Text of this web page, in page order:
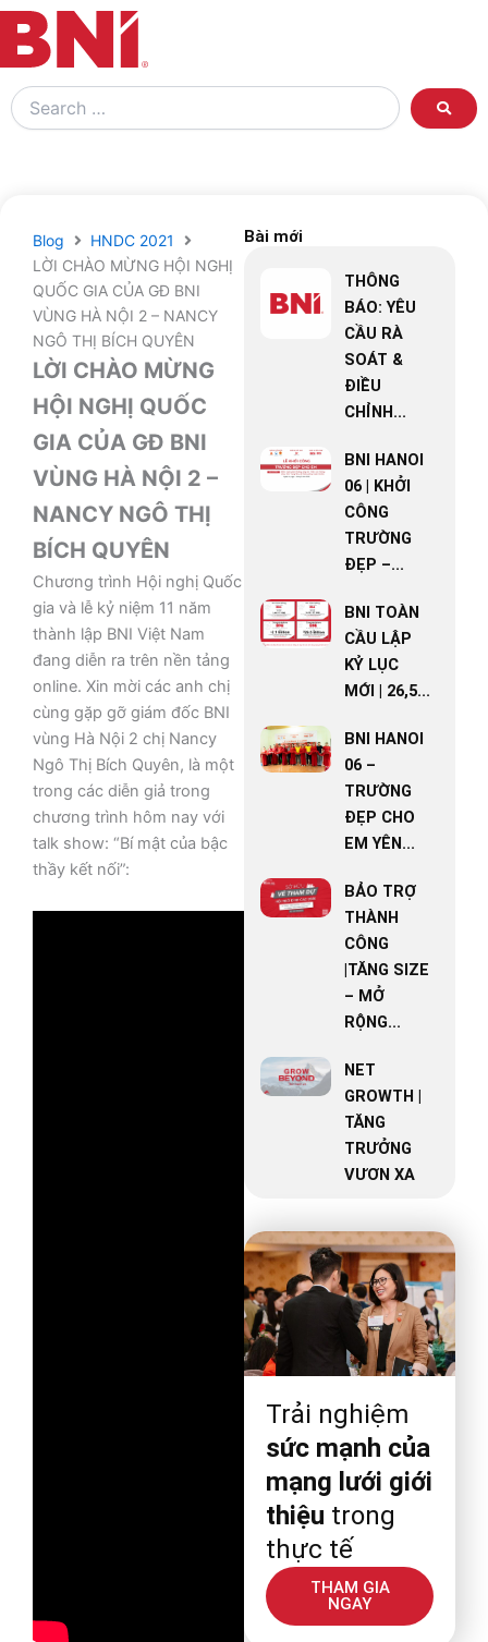
Search
…
Blog
HNDC 2021
LỜI CHÀO MỪNG HỘI NGHỊ
QUỐC GIA CỦA GĐ BNI
VÙNG HÀ NỘI 2 – NANCY
NGÔ THỊ BÍCH QUYÊN
LỜI CHÀO MỪNG
HỘI NGHỊ QUỐC
GIA CỦA GĐ BNI
VÙNG HÀ NỘI 2 –
NANCY NGÔ THỊ
BÍCH QUYÊN
Chương trình Hội nghị Quốc
gia và lễ kỷ niệm 11 năm
thành lập BNI Việt Nam
đang diễn ra trên nền tảng
online. Xin mời các anh chị
cùng gặp gỡ giám đốc BNI
vùng Hà Nội 2 chị Nancy
Ngô Thị Bích Quyên, là một
trong các diễn giả trong
chương trình hôm nay với
talk show: “Bí mật của bậc
thầy kết nối”:
Bài mới
THÔNG
BÁO: YÊU
CẦU RÀ
SOÁT &
ĐIỀU
CHỈNH...
BNI HANOI
06 | KHỞI
CÔNG
TRƯỜNG
ĐẸP –...
BNI TOÀN
CẦU LẬP
KỶ LỤC
MỚI | 26,5...
BNI HANOI
06 –
TRƯỜNG
ĐẸP CHO
EM YÊN...
BẢO TRỢ
THÀNH
CÔNG
|TĂNG SIZE
– MỞ
RỘNG...
NET
GROWTH |
TĂNG
TRƯỞNG
VƯƠN XA
Trải nghiệm
sức mạnh của
mạng lưới giới
thiệu trong
thực tế
THAM GIA
NGAY